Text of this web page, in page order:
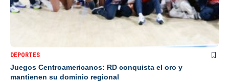
DEPORTES
Juegos Centroamericanos: RD conquista el oro y
mantienen su dominio regional